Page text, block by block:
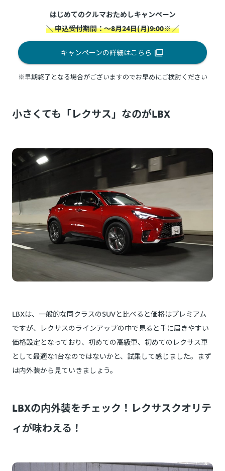
はじめてのクルマおためしキャンペーン
＼ 申込受付期間：～8月24日(月)9:00※ ／
キャンペーンの詳細はこちら
※早期終了となる場合がございますのでお早めにご検討ください
小さくても「レクサス」なのがLBX
LBXは、一般的な同クラスのSUVと比べると価格はプレミアム
ですが、レクサスのラインアップの中で見ると手に届きやすい
価格設定となっており、初めての高級車、初めてのレクサス車
として最適な1台なのではないかと、試乗して感じました。まず
は内外装から見ていきましょう。
LBXの内外装をチェック！レクサスクオリテ
ィが味わえる！